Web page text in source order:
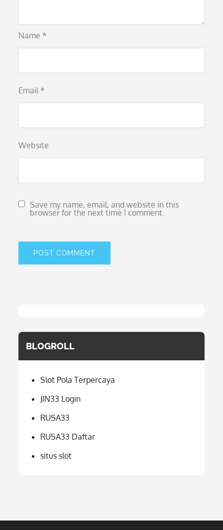
Name *
Email *
Website
Save my name, email, and website in this
browser for the next time I comment.
BLOGROLL
Slot Pola Terpercaya
JIN33 Login
RUSA33
RUSA33 Daftar
situs slot